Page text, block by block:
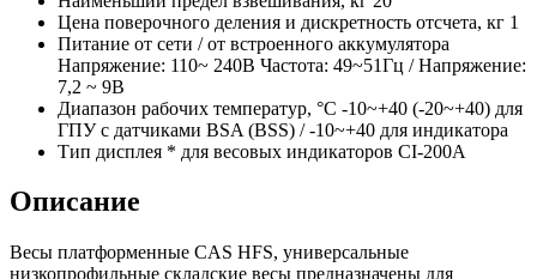
Цена поверочного деления и дискретность отсчета, кг 1
Питание от сети / от встроенного аккумулятора
Напряжение: 110~ 240В Частота: 49~51Гц / Напряжение:
7,2 ~ 9В
Диапазон рабочих температур, °C -10~+40 (-20~+40) для
ГПУ с датчиками BSA (BSS) / -10~+40 для индикатора
Тип дисплея * для весовых индикаторов CI-200A
Описание
Весы платформенные CAS HFS, универсальные
низкопрофильные складские весы предназначены для